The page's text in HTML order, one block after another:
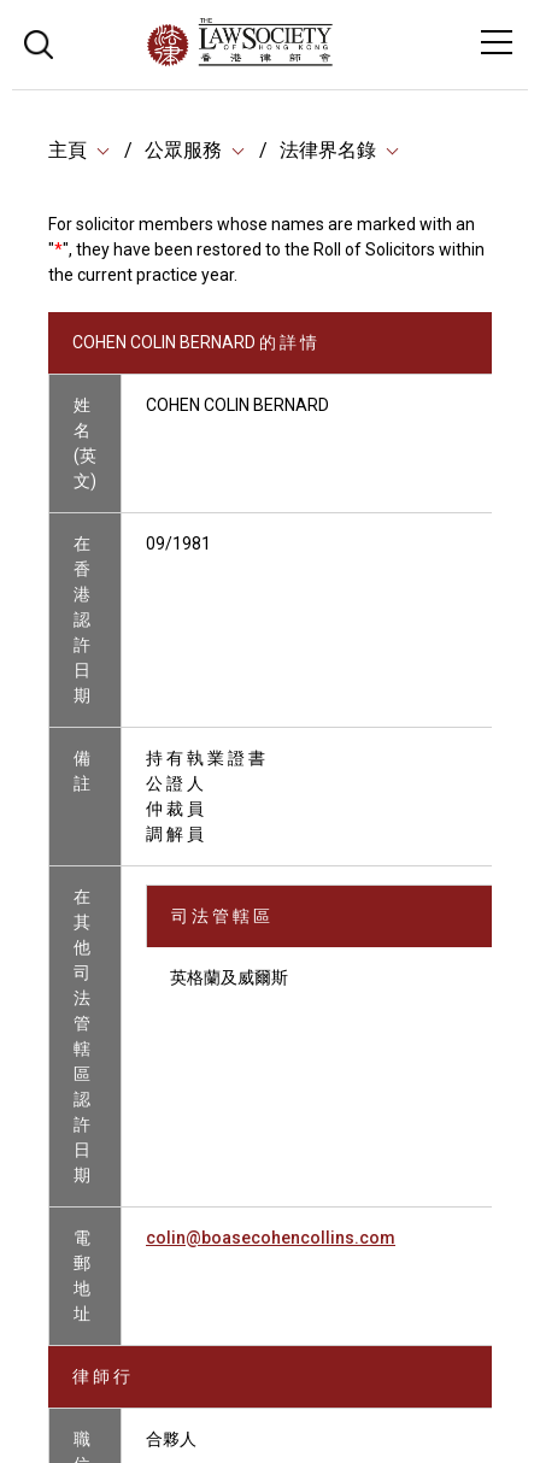
主頁 公眾服務 法律界名錄
For solicitor members whose names are marked with an
"*", they have been restored to the Roll of Solicitors within
the current practice year.
COHEN COLIN BERNARD 的 詳 情
姓
名
(英
文)
COHEN COLIN BERNARD
在
香
港
認
許
日
期
09/1981
備
註
持 有 執 業 證 書
公 證 人
仲 裁 員
調 解 員
在
其
他
司
法
管
轄
區
認
許
日
期
司 法 管 轄 區
英格蘭及威爾斯
電
郵
地
址
colin@boasecohencollins.com
律 師 行
職
合夥人